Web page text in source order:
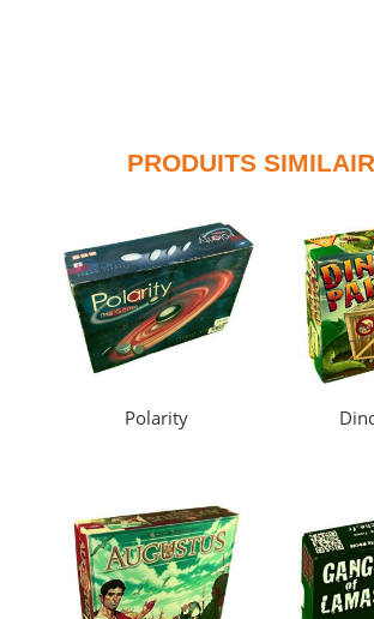
PRODUITS
Polarity